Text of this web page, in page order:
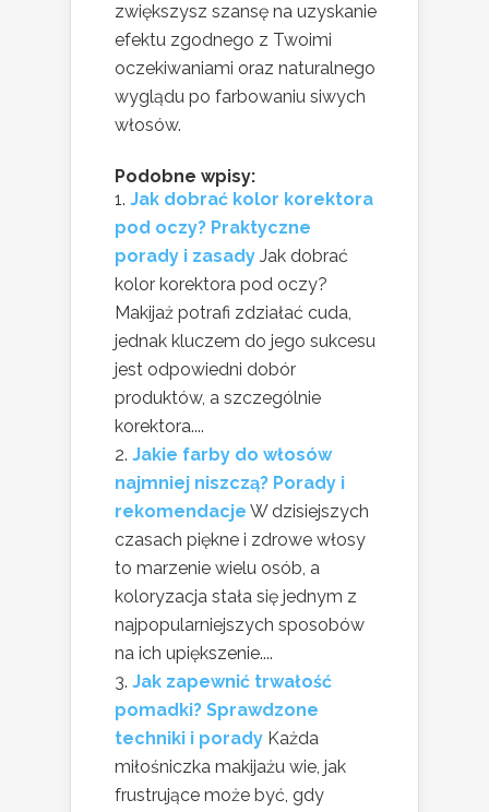
zwiększysz szansę na uzyskanie
efektu zgodnego z Twoimi
oczekiwaniami oraz naturalnego
wyglądu po farbowaniu siwych
włosów.
Podobne wpisy:
Jak dobrać kolor korektora
pod oczy? Praktyczne
porady i zasady Jak dobrać
kolor korektora pod oczy?
Makijaż potrafi zdziałać cuda,
jednak kluczem do jego sukcesu
jest odpowiedni dobór
produktów, a szczególnie
korektora....
Jakie farby do włosów
najmniej niszczą? Porady i
rekomendacje W dzisiejszych
czasach piękne i zdrowe włosy
to marzenie wielu osób, a
koloryzacja stała się jednym z
najpopularniejszych sposobów
na ich upiększenie....
Jak zapewnić trwałość
pomadki? Sprawdzone
techniki i porady Każda
miłośniczka makijażu wie, jak
frustrujące może być, gdy